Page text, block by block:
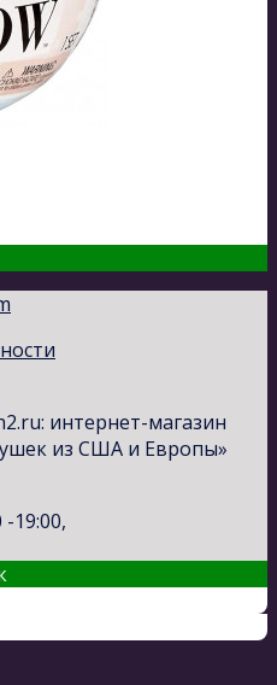
интернет-магазин
из США и Европы»
19:00,